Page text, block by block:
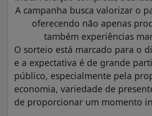
A campanha busca valorizar o
oferecendo não apenas
também experiências
O sorteio está marcado para o
e a expectativa é de grande
público, especialmente pela
economia, variedade de
de proporcionar um momento